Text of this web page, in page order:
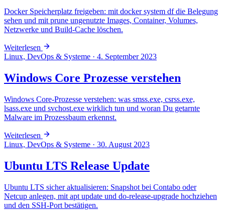
Docker Speicherplatz freigeben: mit docker system df die Belegung
sehen und mit prune ungenutzte Images, Container, Volumes,
Netzwerke und Build-Cache löschen.
Weiterlesen
Linux, DevOps & Systeme · 4. September 2023
Windows Core Prozesse verstehen
Windows Core-Prozesse verstehen: was smss.exe, csrss.exe,
lsass.exe und svchost.exe wirklich tun und woran Du getarnte
Malware im Prozessbaum erkennst.
Weiterlesen
Linux, DevOps & Systeme · 30. August 2023
Ubuntu LTS Release Update
Ubuntu LTS sicher aktualisieren: Snapshot bei Contabo oder
Netcup anlegen, mit apt update und do-release-upgrade hochziehen
und den SSH-Port bestätigen.